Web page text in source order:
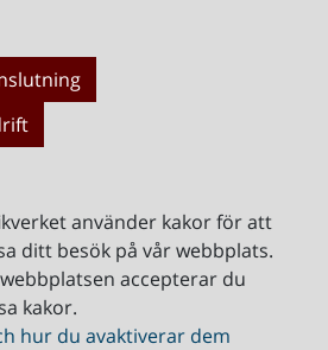
använder kakor för att
ditt besök på vår webbplats.
accepterar du
kakor.
hur du avaktiverar dem